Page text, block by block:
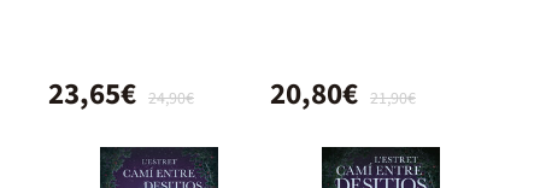
24,90€
23,65€ 21,90€
20,80€